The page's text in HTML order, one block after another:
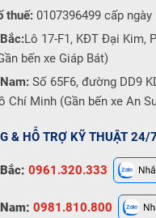
thuế: 0107396499 cấp
Lô 17-F1, KĐT Đại Kim,
bến xe Giáp Bát)
Số 65F6, đường DD9
Chí Minh (Gần bến xe An
& HỖ TRỢ KỸ THUẬT 24/7
0961.320.333
0981.810.800